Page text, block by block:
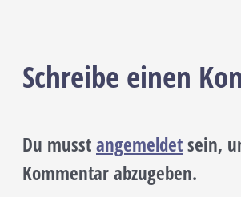
Schreibe einen
Du musstangemeldetsein,
Kommentar abzugeben.